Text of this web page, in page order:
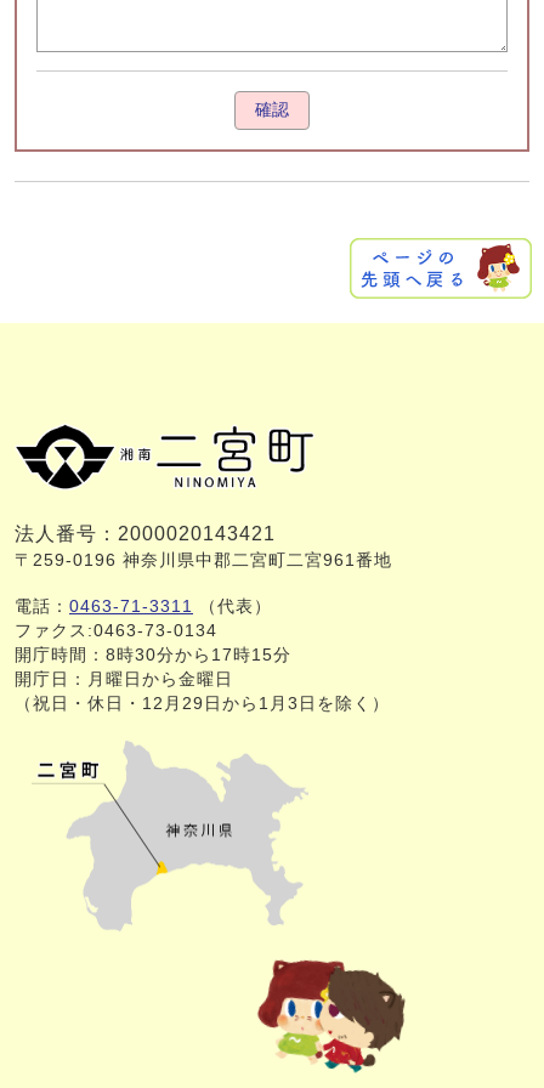
確認
法人番号：2000020143421
〒259-0196 神奈川県中郡二宮町二宮961番地
電話： 0463-71-3311
（代表）
ファクス:0463-73-0134
開庁時間：8時30分から17時15分
開庁日：月曜日から金曜日
（祝日・休日・12月29日から1月3日を除く）